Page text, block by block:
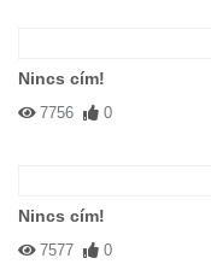
Nincs cím!
7756 0
Nincs cím!
7577 0